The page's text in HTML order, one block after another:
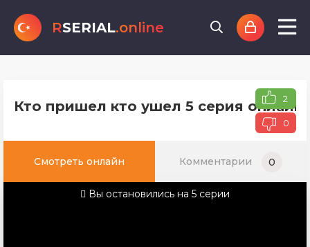
RSERIAL.online
Кто пришел кто ушел 5 серия онлайн
2
0
Смотреть онлайн Комментарии 0
Вы остановились на 5 серии